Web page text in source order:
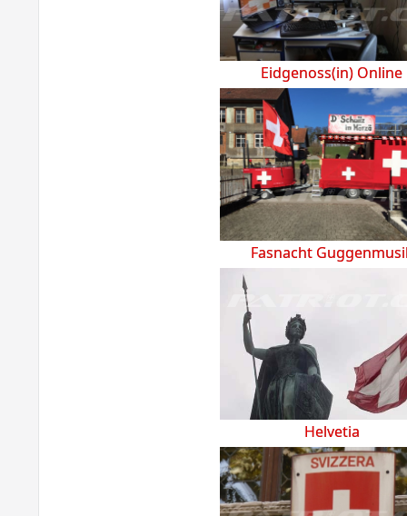
Eidgenoss(in) Online
Fasnacht
Helvetia